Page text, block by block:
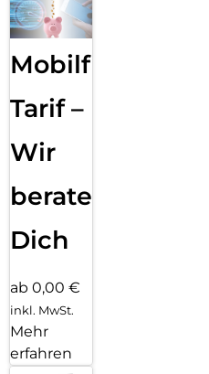
Mobilfunk
Tarif –
Wir
beraten
Dich
ab 0,00 €
inkl. MwSt.
Mehr
erfahren